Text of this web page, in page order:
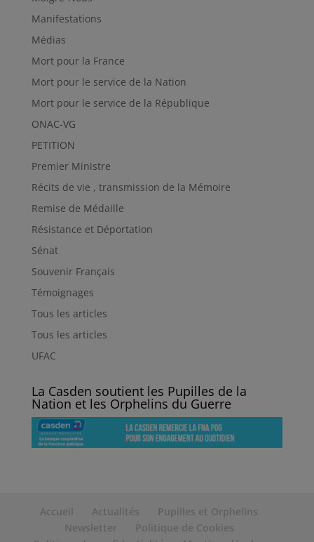
Manifestations
Médias
Mort pour la France
Mort pour le service de la Nation
Mort pour le service de la République
ONAC-VG
PETITION
Premier Ministre
Récits de vie , transmission de la Mémoire
Remise de Médaille
Résistance et Déportation
Sénat
Souvenir Français
Témoignages
Tous les articles
Tous les articles
UFAC
La Casden soutient les Pupilles de la
Nation et les Orphelins du Guerre
Accueil Actualités
Pupilles et Orphelins
Newsletter
Politique de Cookies